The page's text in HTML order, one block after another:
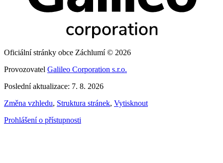
Oficiální stránky obce Záchlumí © 2026
Provozovatel Galileo Corporation s.r.o.
Poslední aktualizace: 7. 8. 2026
Změna vzhledu, Struktura stránek, Vytisknout
Prohlášení o přístupnosti